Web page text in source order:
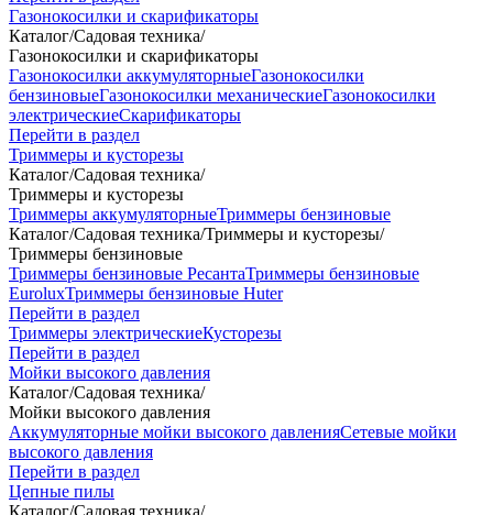
Газонокосилки и скарификаторы
Каталог/Садовая техника/
Газонокосилки и скарификаторы
Газонокосилки аккумуляторныеГазонокосилки
бензиновыеГазонокосилки механическиеГазонокосилки
электрическиеСкарификаторы
Перейти в раздел
Триммеры и кусторезы
Каталог/Садовая техника/
Триммеры и кусторезы
Триммеры аккумуляторныеТриммеры бензиновые
Каталог/Садовая техника/Триммеры и кусторезы/
Триммеры бензиновые
Триммеры бензиновые РесантаТриммеры бензиновые
EuroluxТриммеры бензиновые Huter
Перейти в раздел
Триммеры электрическиеКусторезы
Перейти в раздел
Мойки высокого давления
Каталог/Садовая техника/
Мойки высокого давления
Аккумуляторные мойки высокого давленияСетевые мойки
высокого давления
Перейти в раздел
Цепные пилы
Каталог/Садовая техника/